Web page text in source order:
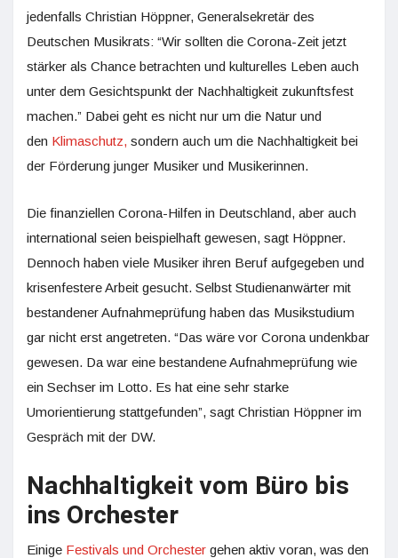
jedenfalls Christian Höppner, Generalsekretär des
Deutschen Musikrats: “Wir sollten die Corona-Zeit jetzt
stärker als Chance betrachten und kulturelles Leben auch
unter dem Gesichtspunkt der Nachhaltigkeit zukunftsfest
machen.” Dabei geht es nicht nur um die Natur und
den Klimaschutz, sondern auch um die Nachhaltigkeit bei
der Förderung junger Musiker und Musikerinnen.
Die finanziellen Corona-Hilfen in Deutschland, aber auch
international seien beispielhaft gewesen, sagt Höppner.
Dennoch haben viele Musiker ihren Beruf aufgegeben und
krisenfestere Arbeit gesucht. Selbst Studienanwärter mit
bestandener Aufnahmeprüfung haben das Musikstudium
gar nicht erst angetreten. “Das wäre vor Corona undenkbar
gewesen. Da war eine bestandene Aufnahmeprüfung wie
ein Sechser im Lotto. Es hat eine sehr starke
Umorientierung stattgefunden”, sagt Christian Höppner im
Gespräch mit der DW.
Nachhaltigkeit vom Büro bis
ins Orchester
Einige Festivals und Orchester gehen aktiv voran, was den